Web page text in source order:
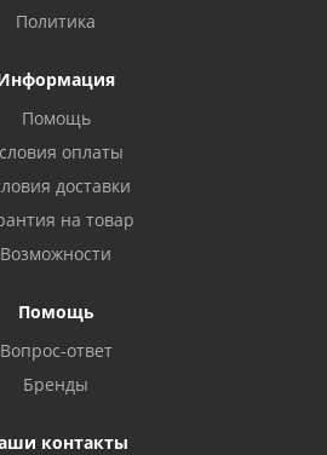
Политика
Помощь
оплаты
доставки
на товар
Возможности
Помощь
Вопрос-ответ
Бренды
контакты